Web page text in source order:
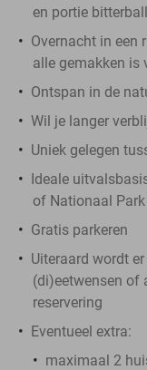
en portie
Overnacht in een
alle gemakken is
Ontspan in de
Wil je langer
Uniek gelegen
Ideale
of Nationaal Park
Gratis parkeren
Uiteraard wordt
(di)eetwensen of
reservering
Eventueel extra:
maximaal 2